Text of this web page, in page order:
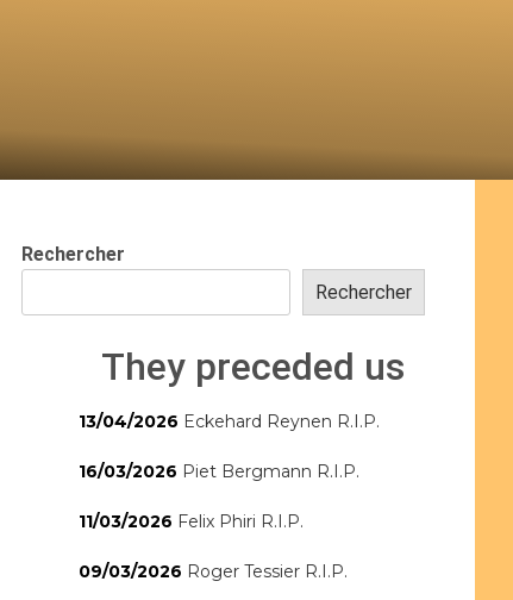
Rechercher
Rechercher
They preceded us
13/04/2026 Eckehard Reynen R.I.P.
16/03/2026 Piet Bergmann R.I.P.
11/03/2026 Felix Phiri R.I.P.
09/03/2026 Roger Tessier R.I.P.